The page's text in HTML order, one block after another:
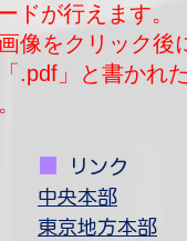
ドが行えます。
像をクリック後
.pdf」と書かれ
リンク
中央本部
​東京地方本部​